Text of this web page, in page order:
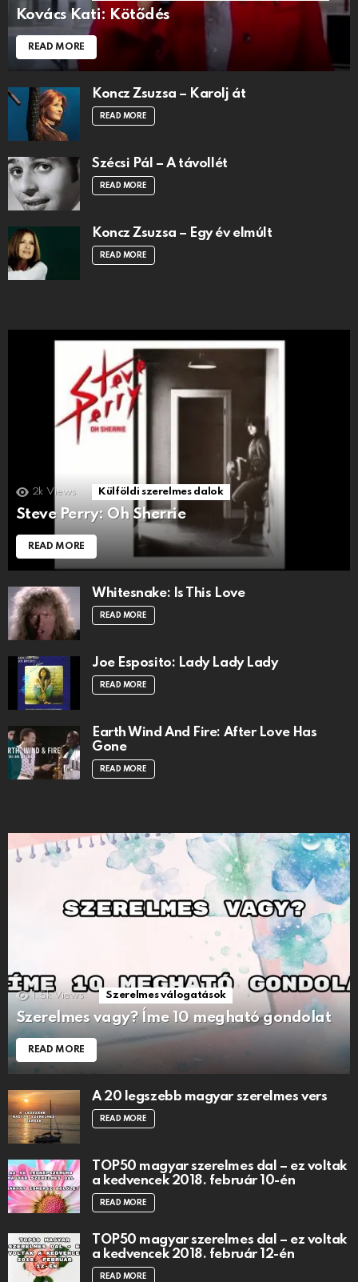
Kovács Kati: Kötődés
READ MORE
Koncz Zsuzsa – Karolj át
READ MORE
Szécsi Pál – A távollét
READ MORE
Koncz Zsuzsa – Egy év elmúlt
READ MORE
2k Views Külföldi szerelmes dalok
Steve Perry: Oh Sherrie
READ MORE
Whitesnake: Is This Love
READ MORE
Joe Esposito: Lady Lady Lady
READ MORE
Earth Wind And Fire: After Love Has
Gone
READ MORE
1.5k Views Szerelmes válogatások
Szerelmes vagy? Íme 10 megható gondolat
READ MORE
A 20 legszebb magyar szerelmes vers
READ MORE
TOP50 magyar szerelmes dal – ez voltak
a kedvencek 2018. február 10-én
READ MORE
TOP50 magyar szerelmes dal – ez voltak
a kedvencek 2018. február 12-én
READ MORE